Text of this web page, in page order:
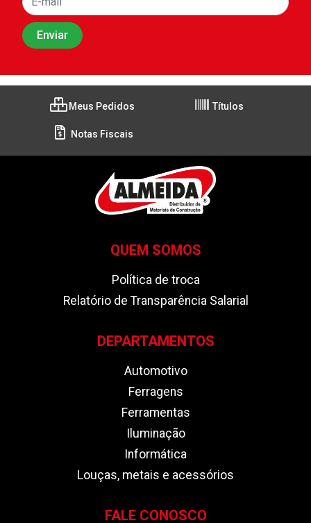
Meus Pedidos Títulos
Notas Fiscais
QUEM SOMOS
Política de troca
Relatório de Transparência Salarial
DEPARTAMENTOS
Automotivo
Ferragens
Ferramentas
Iluminação
Informática
Louças, metais e acessórios
FALE CONOSCO